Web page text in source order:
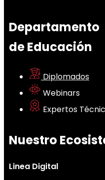
Departamento
de Educación
Diplomados
Webinars
Expertos
Nuestro
Linea Digital